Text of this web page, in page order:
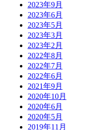
2023年9月
2023年6月
2023年5月
2023年3月
2023年2月
2022年8月
2022年7月
2022年6月
2021年9月
2020年10月
2020年6月
2020年5月
2019年11月